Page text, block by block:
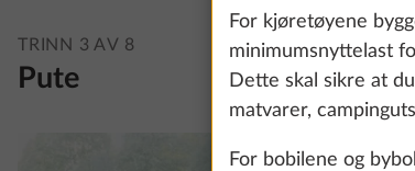
TRINN 3 AV 8
Pute
For kjøretøyene
minimumsnyttelast
Dette skal sikre at
matvarer,
For bobilene og